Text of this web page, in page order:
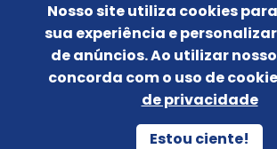
REITORIA
NOTÍCIAS
CONHEÇA O CÂMPUS
IDENTIDADE VISUAL
POLÍTICA DE PRIVACIDADE
Siga-nos
Nosso site utiliza cookies
sua experiência e
de anúncios. Ao utilizar
concorda com o uso de
de privacidade
Estou ciente!